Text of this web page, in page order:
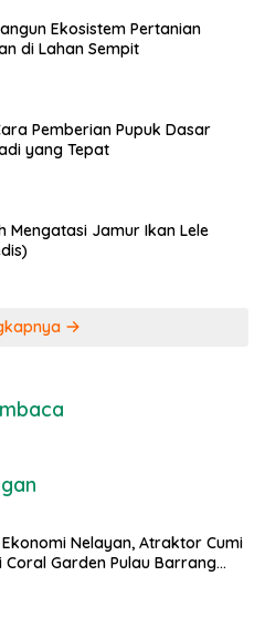
Ekosistem Pertanian
di Lahan Sempit
Pemberian Pupuk Dasar
yang Tepat
Mengatasi Jamur Ikan Lele
Nelayan, Atraktor Cumi
Coral Garden Pulau Barrang